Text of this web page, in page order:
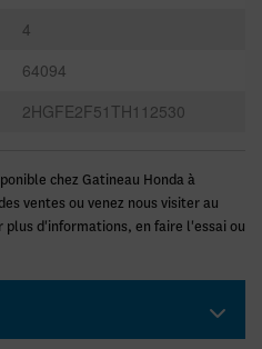
4
64094
2HGFE2F51TH112530
chez Gatineau Honda à
ventes ou venez nous visiter au
plus d'informations, en faire l'essai ou